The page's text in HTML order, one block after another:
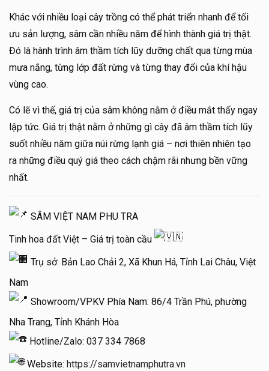
Khác với nhiều loại cây trồng có thể phát triển nhanh để tối
ưu sản lượng, sâm cần nhiều năm để hình thành giá trị thật.
Đó là hành trình âm thầm tích lũy dưỡng chất qua từng mùa
mưa nắng, từng lớp đất rừng và từng thay đổi của khí hậu
vùng cao.
Có lẽ vì thế, giá trị của sâm không nằm ở điều mắt thấy ngay
lập tức. Giá trị thật nằm ở những gì cây đã âm thầm tích lũy
suốt nhiều năm giữa núi rừng lạnh giá – nơi thiên nhiên tạo
ra những điều quý giá theo cách chậm rãi nhưng bền vững
nhất.
SÂM VIỆT NAM PHU TRA
Tinh hoa đất Việt – Giá trị toàn cầu
Trụ sở: Bản Lao Chải 2, Xã Khun Há, Tỉnh Lai Châu, Việt
Nam
Showroom/VPKV Phía Nam: 86/4 Trần Phú, phường
Nha Trang, Tỉnh Khánh Hòa
Hotline/Zalo: 037 334 7868
Website: https://samvietnamphutra.vn